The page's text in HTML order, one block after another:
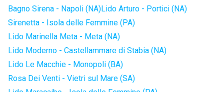
Bagno Sirena - Napoli (NA)Lido Arturo - Portici (NA)
Sirenetta - Isola delle Femmine (PA)
Lido Marinella Meta - Meta (NA)
Lido Moderno - Castellammare di Stabia (NA)
Lido Le Macchie - Monopoli (BA)
Rosa Dei Venti - Vietri sul Mare (SA)